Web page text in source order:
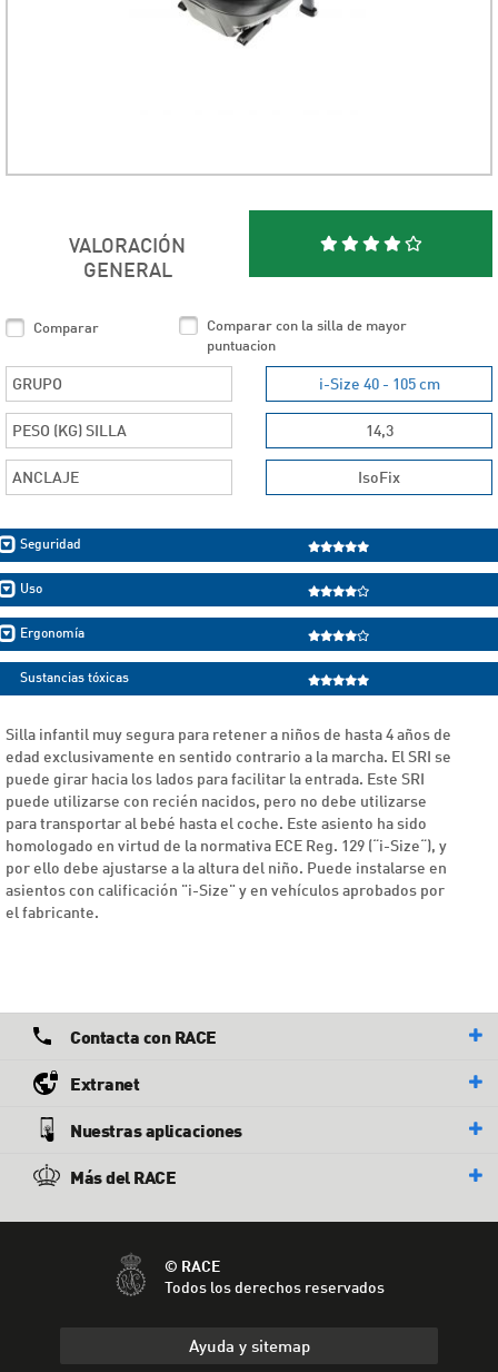
VALORACIÓN
GENERAL
Comparar
Comparar con la silla de mayor
puntuacion
GRUPO i-Size 40 - 105 cm
PESO (KG) SILLA 14,3
ANCLAJE IsoFix
Seguridad
Uso
Ergonomía
Sustancias tóxicas
Silla infantil muy segura para retener a niños de hasta 4 años de
edad exclusivamente en sentido contrario a la marcha. El SRI se
puede girar hacia los lados para facilitar la entrada. Este SRI
puede utilizarse con recién nacidos, pero no debe utilizarse
para transportar al bebé hasta el coche. Este asiento ha sido
homologado en virtud de la normativa ECE Reg. 129 (“i-Size“), y
por ello debe ajustarse a la altura del niño. Puede instalarse en
asientos con calificación "i-Size" y en vehículos aprobados por
el fabricante.
Contacta con RACE
Extranet
Nuestras aplicaciones
Más del RACE
© RACE
Todos los derechos reservados
Ayuda y sitemap